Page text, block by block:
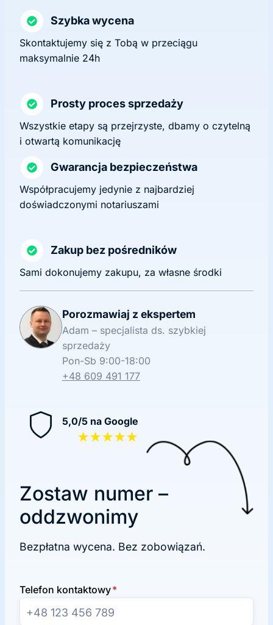
Szybka wycena
Skontaktujemy się z Tobą w przeciągu
maksymalnie 24h
Prosty proces sprzedaży
Wszystkie etapy są przejrzyste, dbamy o czytelną
i otwartą komunikację
Gwarancja bezpieczeństwa
Współpracujemy jedynie z najbardziej
doświadczonymi notariuszami
Zakup bez pośredników
Sami dokonujemy zakupu, za własne środki
Porozmawiaj z ekspertem
Adam – specjalista ds. szybkiej
sprzedaży
Pon-Sb 9:00-18:00
+48 609 491 177
5,0/5 na Google
★★★★★
Zostaw numer –
oddzwonimy
Bezpłatna wycena. Bez zobowiązań.
Telefon kontaktowy*